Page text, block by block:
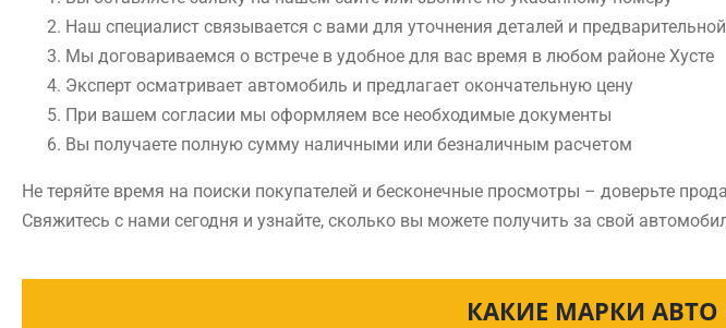
Наш специалист связывается с вами для уточнения деталей и
Мы договариваемся о встрече в удобное для вас время в любом районе Хусте
Эксперт осматривает автомобиль и предлагает окончательную цену
При вашем согласии мы оформляем все необходимые документы
Вы получаете полную сумму наличными или безналичным расчетом
Не теряйте время на поиски покупателей и бесконечные просмотры – доверьте
Свяжитесь с нами сегодня и узнайте, сколько вы можете получить за свой
КАКИЕ МАРКИ